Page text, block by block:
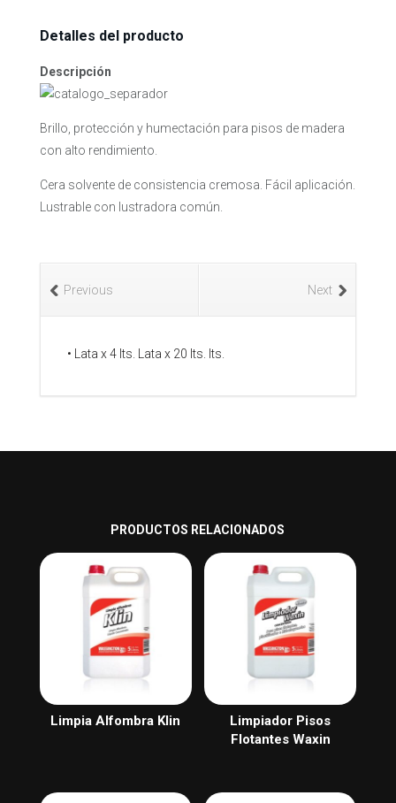
Detalles del producto
Descripción
Brillo, protección y humectación para pisos de madera
con alto rendimiento.
Cera solvente de consistencia cremosa. Fácil aplicación.
Lustrable con lustradora común.
Next
Previous
• Lata x 4 lts. Lata x 20 lts. lts.
PRODUCTOS RELACIONADOS
Limpia Alfombra Klin
Limpiador Pisos
Flotantes Waxin